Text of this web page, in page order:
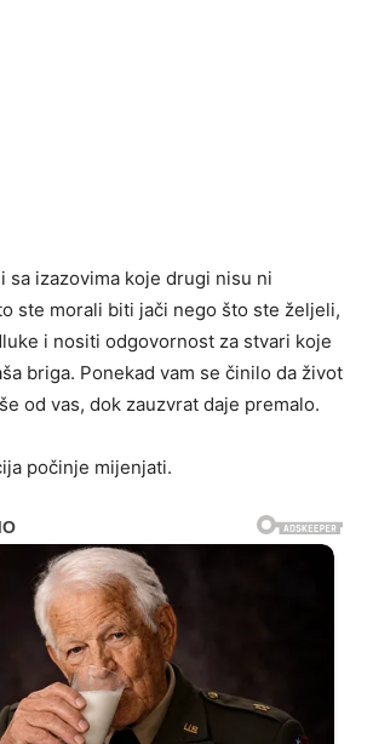
sa izazovima koje drugi nisu ni
ste morali biti jači nego što ste željeli,
i nositi odgovornost za stvari koje
briga. Ponekad vam se činilo da život
od vas, dok zauzvrat daje premalo.
počinje mijenjati.